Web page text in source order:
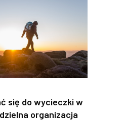
się do wycieczki w
organizacja